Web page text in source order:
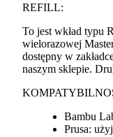
REFILL:
To jest wkład typu
wielorazowej
dostępny w
naszym sklepie.
Bambu
Prusa: